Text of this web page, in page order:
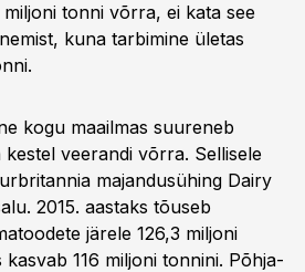
tonni võrra, ei kata see
kuna tarbimine ületas
kogu maailmas suureneb
veerandi võrra. Sellisele
majandusühing Dairy
2015. aastaks tõuseb
järele 126,3 miljoni
116 miljoni tonnini. Põhja-